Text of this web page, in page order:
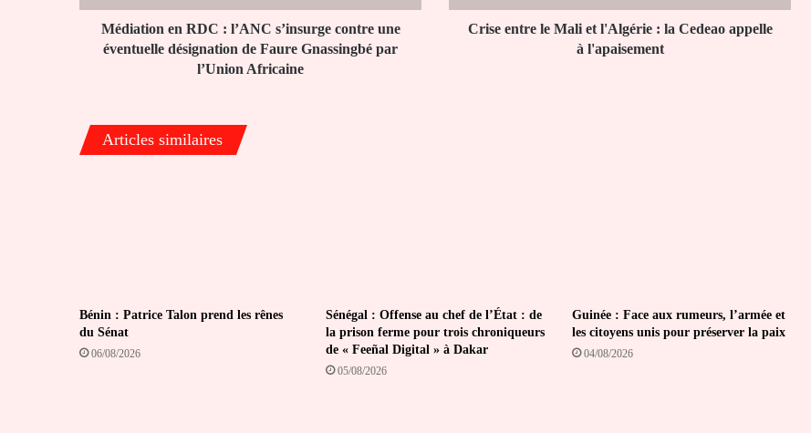
éventuelle
désignation
l’Union
Africaine
Médiation en RDC : l’ANC s’insurge contre une
éventuelle désignation de Faure Gnassingbé par
l’Union Africaine
Cedeao
appelleCrise entre le Mali et l'Algérie : la Cedeao appelle
à l'apaisement
Articles similaires
Bénin : Patrice Talon prend les rênes
du Sénat
06/08/2026
Sénégal : Offense au chef de l’État : de
la prison ferme pour trois chroniqueurs
de « Feeñal Digital » à Dakar
05/08/2026
Guinée : Face aux rumeurs, l’armée et
les citoyens unis pour préserver la paix
04/08/2026